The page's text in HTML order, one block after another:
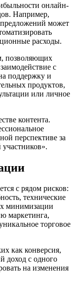
онлайн-
Например,
может
расходы.
позволяющих
с
поддержку и
продуктов,
или личное
контента.
перспективе за
с рядом рисков:
технические
минимизации
маркетинга,
торговое
как конверсия,
доход с одного
на изменения